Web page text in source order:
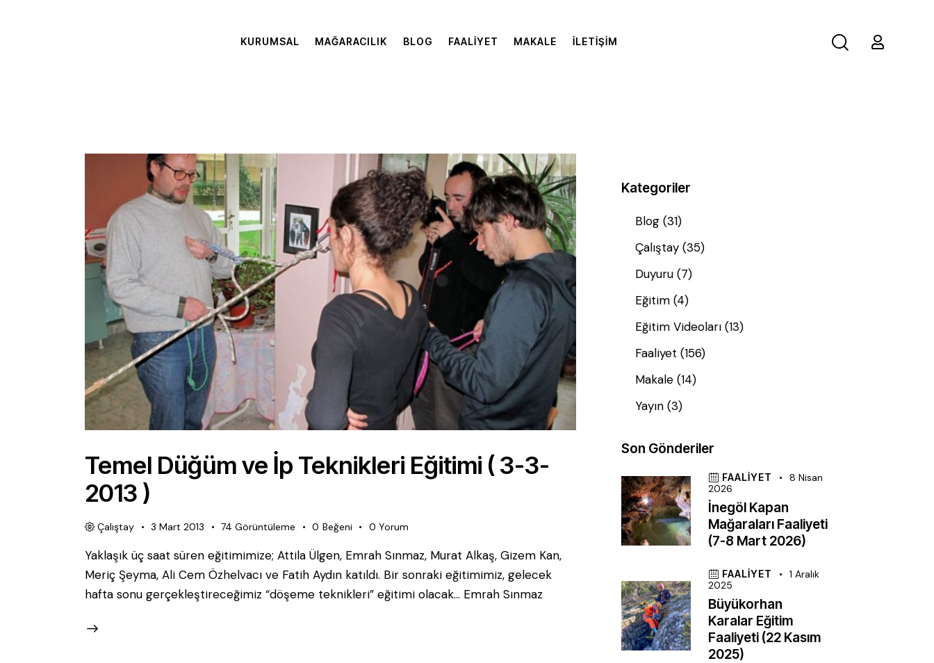
KURUMSAL MAĞARACILIK BLOG FAALIYET MAKALE İLETIŞIM
Temel Düğüm ve İp Teknikleri Eğitimi ( 3-3-
2013 )
Çalıştay 3 Mart 2013 74 Görüntüleme 0 Beğeni 0 Yorum
Yaklaşık üç saat süren eğitimimize; Attila Ülgen, Emrah Sınmaz, Murat Alkaş, Gizem Kan,
Meriç Şeyma, Ali Cem Özhelvacı ve Fatih Aydın katıldı. Bir sonraki eğitimimiz, gelecek
hafta sonu gerçekleştireceğimiz “döşeme teknikleri” eğitimi olacak... Emrah Sınmaz
Kategoriler
Blog (31)
Çalıştay (35)
Duyuru (7)
Eğitim (4)
Eğitim Videoları (13)
Faaliyet (156)
Makale (14)
Yayın (3)
Son Gönderiler
FAALIYET
8 Nisan
2026
İnegöl Kapan
Mağaraları Faaliyeti
(7-8 Mart 2026)
FAALIYET
1 Aralık
2025
Büyükorhan
Karalar Eğitim
Faaliyeti (22 Kasım
2025)